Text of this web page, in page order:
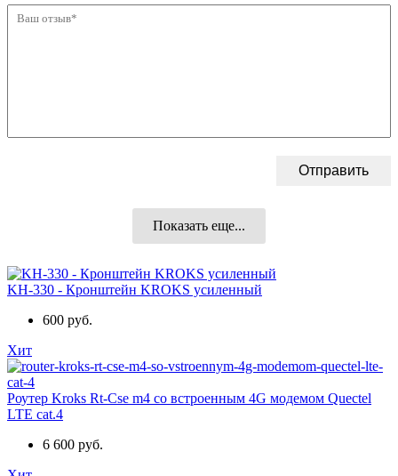
Показать еще...
KH-330 - Кронштейн KROKS усиленный
600 руб.
Хит
Роутер Kroks Rt-Cse m4 со встроенным 4G модемом Quectel
LTE cat.4
6 600 руб.